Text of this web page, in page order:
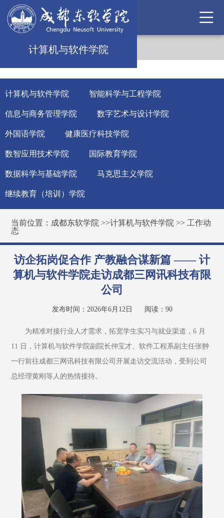
计算机与软件学院
计算机与软件学院 智能科学与工程学院
信息与商务管理学院 数字艺术与设计学院
外国语学院 健康医疗科技学院
数智应用技术学院 国际教育学院
数据科学与基础学院 马克思主义学院
继续教育（培训）学院
当前位置： 成都东软学院 >>计算机与软件学院 >> 工作动
态
访企拓岗促合作 产教融合谋新篇 —— 计
算机与软件学院走访成都三网讯科技有限
公司
发布时间：2026年6月12日 阅读： 90
为精准对接行业人才需求，拓宽学生实习与就业渠道，6 月
11 日，计算机与软件学院副院长仲宝才、软件工程系副主任张翀
一行前往成都三网讯科技有限公司开展走访交流活动，受到公司
总经理黄刚等人的热情接待。